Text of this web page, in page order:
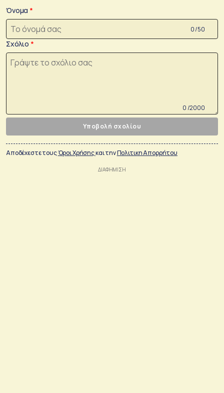
Όνομα
0 /50
Σχόλιο
0 /2000
Υποβολή σχολίου
Αποδέχεστε τουςΌροι Χρήσηςκαι τηνΠολιτικη Απορρήτου